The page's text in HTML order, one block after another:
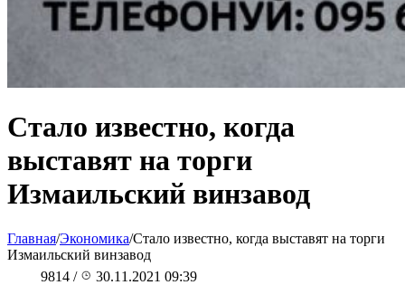
Стало известно, когда
выставят на торги
Измаильский винзавод
Главная/Экономика/Стало известно, когда выставят на торги
Измаильский винзавод
9814 / 30.11.2021 09:39